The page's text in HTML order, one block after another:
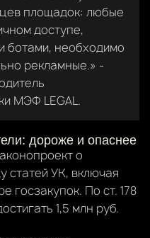
площадок: любые
доступе,
ботами, необходимо
рекламные.» -
МЭФ LEGAL.
дороже и опаснее
о
статей УК, включая
госзакупок. По ст. 178
1,5 млн руб.